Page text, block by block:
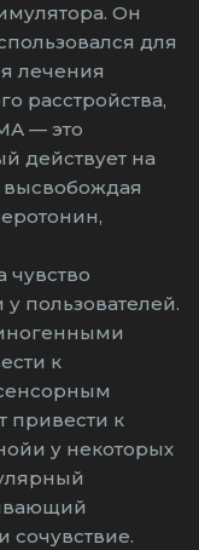
Он
для
лечения
расстройства,
— это
действует на
чувство
пользователей.
к
привести к
у некоторых